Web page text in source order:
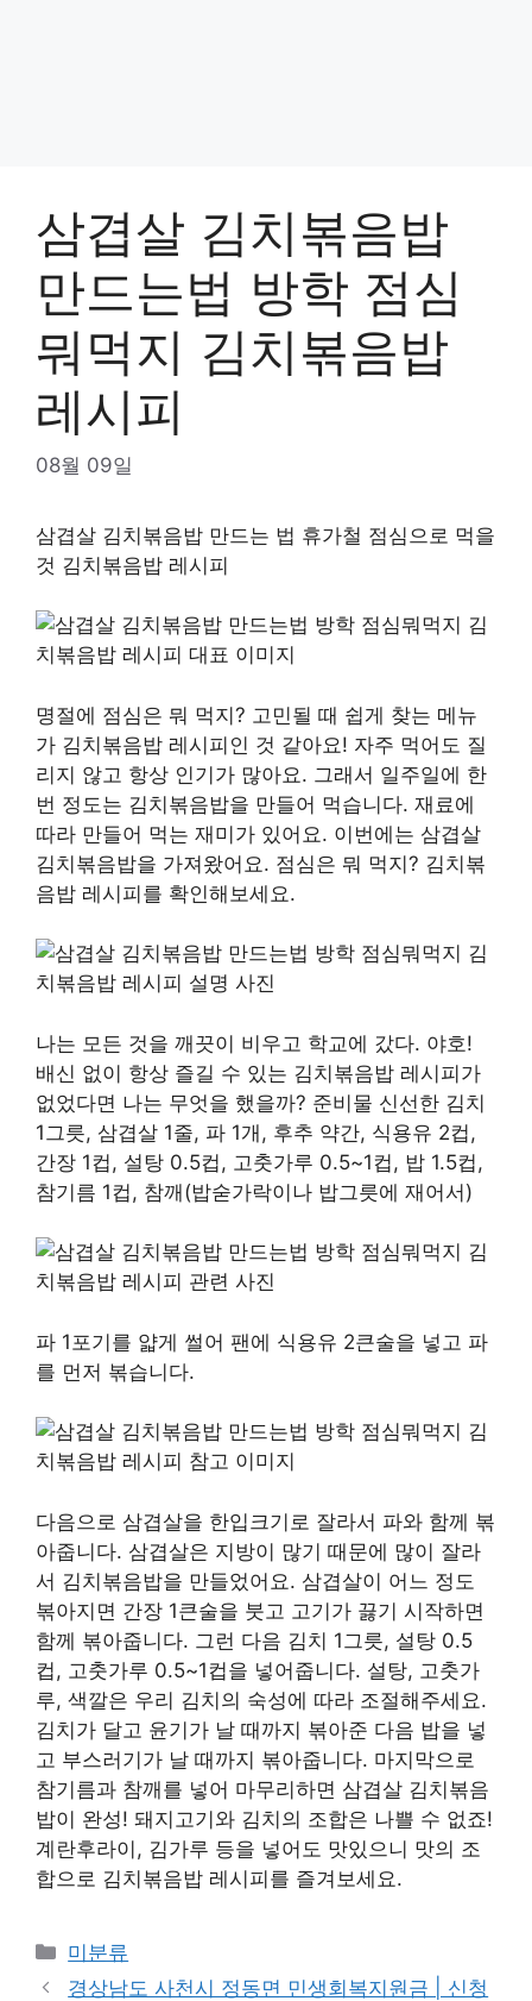
삼겹살 김치볶음밥
만드는법 방학 점심
뭐먹지 김치볶음밥
레시피
08월 09일
삼겹살 김치볶음밥 만드는 법 휴가철 점심으로 먹을
것 김치볶음밥 레시피
명절에 점심은 뭐 먹지? 고민될 때 쉽게 찾는 메뉴
가 김치볶음밥 레시피인 것 같아요! 자주 먹어도 질
리지 않고 항상 인기가 많아요. 그래서 일주일에 한
번 정도는 김치볶음밥을 만들어 먹습니다. 재료에
따라 만들어 먹는 재미가 있어요. 이번에는 삼겹살
김치볶음밥을 가져왔어요. 점심은 뭐 먹지? 김치볶
음밥 레시피를 확인해보세요.
나는 모든 것을 깨끗이 비우고 학교에 갔다. 야호!
배신 없이 항상 즐길 수 있는 김치볶음밥 레시피가
없었다면 나는 무엇을 했을까? 준비물 신선한 김치
1그릇, 삼겹살 1줄, 파 1개, 후추 약간, 식용유 2컵,
간장 1컵, 설탕 0.5컵, 고춧가루 0.5~1컵, 밥 1.5컵,
참기름 1컵, 참깨(밥숟가락이나 밥그릇에 재어서)
파 1포기를 얇게 썰어 팬에 식용유 2큰술을 넣고 파
를 먼저 볶습니다.
다음으로 삼겹살을 한입크기로 잘라서 파와 함께 볶
아줍니다. 삼겹살은 지방이 많기 때문에 많이 잘라
서 김치볶음밥을 만들었어요. 삼겹살이 어느 정도
볶아지면 간장 1큰술을 붓고 고기가 끓기 시작하면
함께 볶아줍니다. 그런 다음 김치 1그릇, 설탕 0.5
컵, 고춧가루 0.5~1컵을 넣어줍니다. 설탕, 고춧가
루, 색깔은 우리 김치의 숙성에 따라 조절해주세요.
김치가 달고 윤기가 날 때까지 볶아준 다음 밥을 넣
고 부스러기가 날 때까지 볶아줍니다. 마지막으로
참기름과 참깨를 넣어 마무리하면 삼겹살 김치볶음
밥이 완성! 돼지고기와 김치의 조합은 나쁠 수 없죠!
계란후라이, 김가루 등을 넣어도 맛있으니 맛의 조
합으로 김치볶음밥 레시피를 즐겨보세요.
Categories
미분류
경상남도 사천시 정동면 민생회복지원금 | 신청